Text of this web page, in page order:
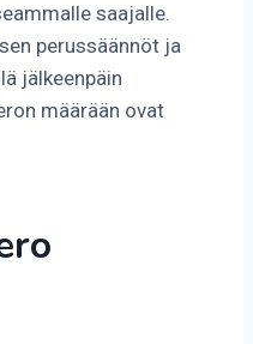
saajalle.
perussäännöt ja
jälkeenpäin
määrään ovat